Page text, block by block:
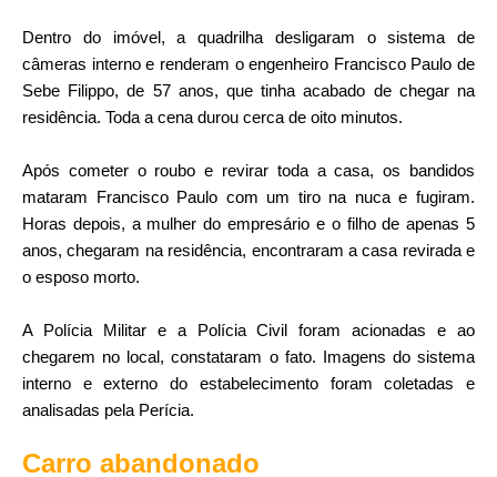
Dentro do imóvel, a quadrilha desligaram o sistema de
câmeras interno e renderam o engenheiro Francisco Paulo de
Sebe Filippo, de 57 anos, que tinha acabado de chegar na
residência. Toda a cena durou cerca de oito minutos.
Após cometer o roubo e revirar toda a casa, os bandidos
mataram Francisco Paulo com um tiro na nuca e fugiram.
Horas depois, a mulher do empresário e o filho de apenas 5
anos, chegaram na residência, encontraram a casa revirada e
o esposo morto.
A Polícia Militar e a Polícia Civil foram acionadas e ao
chegarem no local, constataram o fato. Imagens do sistema
interno e externo do estabelecimento foram coletadas e
analisadas pela Perícia.
Carro abandonado